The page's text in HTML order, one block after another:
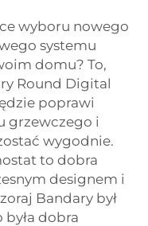
wyboru nowego
systemu
domu? To,
Round Digital
poprawi
grzewczego i
wygodnie.
to dobra
designem i
Bandary był
dobra